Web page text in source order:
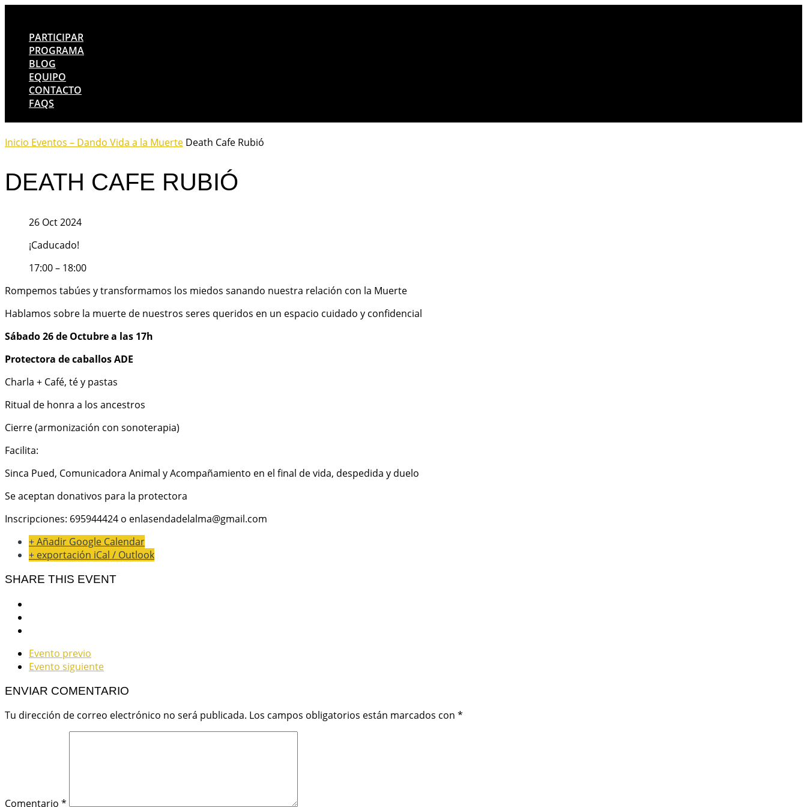
PARTICIPAR
PROGRAMA
BLOG
EQUIPO
CONTACTO
FAQS
Inicio Eventos – Dando Vida a la Muerte Death Cafe Rubió
DEATH CAFE RUBIÓ
26 Oct 2024
¡Caducado!
17:00 – 18:00
Rompemos tabúes y transformamos los miedos sanando nuestra relación con la Muerte
Hablamos sobre la muerte de nuestros seres queridos en un espacio cuidado y confidencial
Sábado 26 de Octubre a las 17h
Protectora de caballos ADE
Charla + Café, té y pastas
Ritual de honra a los ancestros
Cierre (armonización con sonoterapia)
Facilita:
Sinca Pued, Comunicadora Animal y Acompañamiento en el final de vida, despedida y duelo
Se aceptan donativos para la protectora
Inscripciones: 695944424 o enlasendadelalma@gmail.com
+ Añadir Google Calendar
+ exportación iCal / Outlook
SHARE THIS EVENT
Evento previo
Evento siguiente
ENVIAR COMENTARIO
Tu dirección de correo electrónico no será publicada. Los campos obligatorios están marcados con *
Comentario *